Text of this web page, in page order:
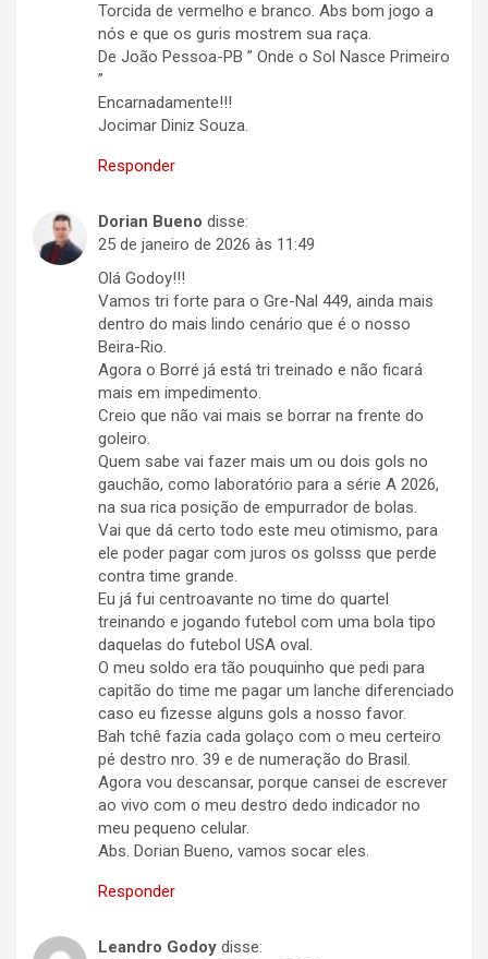
Torcida de vermelho e branco. Abs bom jogo a
nós e que os guris mostrem sua raça.
De João Pessoa-PB ” Onde o Sol Nasce Primeiro
”
Encarnadamente!!!
Jocimar Diniz Souza.
Responder
Dorian Bueno disse:
25 de janeiro de 2026 às 11:49
Olá Godoy!!!
Vamos tri forte para o Gre-Nal 449, ainda mais
dentro do mais lindo cenário que é o nosso
Beira-Rio.
Agora o Borré já está tri treinado e não ficará
mais em impedimento.
Creio que não vai mais se borrar na frente do
goleiro.
Quem sabe vai fazer mais um ou dois gols no
gauchão, como laboratório para a série A 2026,
na sua rica posição de empurrador de bolas.
Vai que dá certo todo este meu otimismo, para
ele poder pagar com juros os golsss que perde
contra time grande.
Eu já fui centroavante no time do quartel
treinando e jogando futebol com uma bola tipo
daquelas do futebol USA oval.
O meu soldo era tão pouquinho que pedi para
capitão do time me pagar um lanche diferenciado
caso eu fizesse alguns gols a nosso favor.
Bah tchê fazia cada golaço com o meu certeiro
pé destro nro. 39 e de numeração do Brasil.
Agora vou descansar, porque cansei de escrever
ao vivo com o meu destro dedo indicador no
meu pequeno celular.
Abs. Dorian Bueno, vamos socar eles.
Responder
Leandro Godoy disse: